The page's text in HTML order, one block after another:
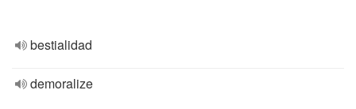
bestialidad
demoralize